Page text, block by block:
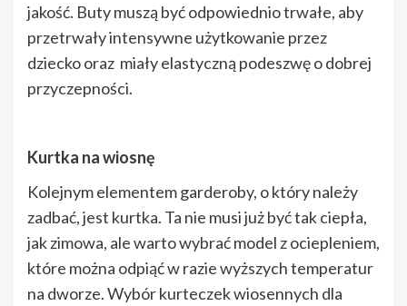
jakość. Buty muszą być odpowiednio trwałe, aby
przetrwały intensywne użytkowanie przez
dziecko oraz miały elastyczną podeszwę o dobrej
przyczepności.
Kurtka na wiosnę
Kolejnym elementem garderoby, o który należy
zadbać, jest kurtka. Ta nie musi już być tak ciepła,
jak zimowa, ale warto wybrać model z ociepleniem,
które można odpiąć w razie wyższych temperatur
na dworze. Wybór kurteczek wiosennych dla